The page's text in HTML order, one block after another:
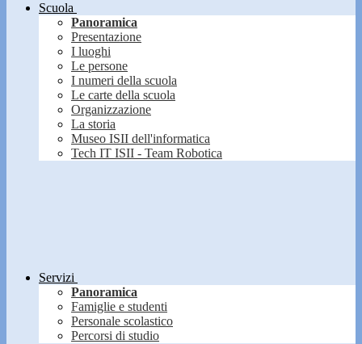
Scuola
Panoramica
Presentazione
I luoghi
Le persone
I numeri della scuola
Le carte della scuola
Organizzazione
La storia
Museo ISII dell'informatica
Tech IT ISII - Team Robotica
Servizi
Panoramica
Famiglie e studenti
Personale scolastico
Percorsi di studio